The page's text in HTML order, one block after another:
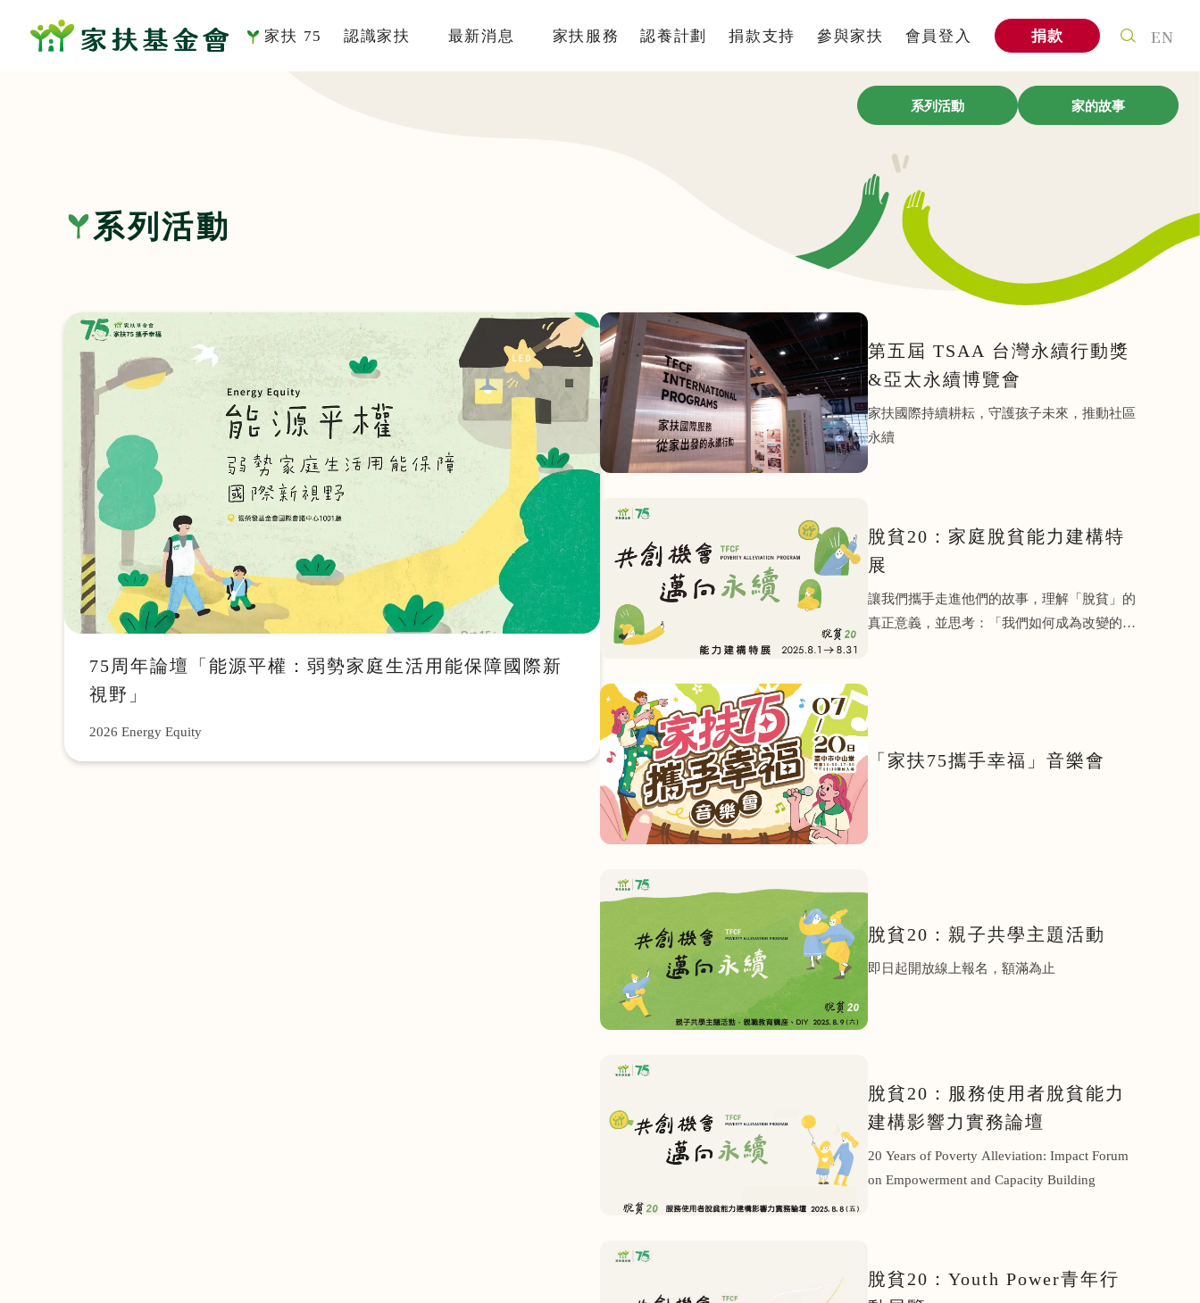
家扶 75 認識家扶
刊物
影音專區
最新消息 家扶服務 認養計劃 捐款支持 參與家扶
個人參與
社會企業
家扶教育館
企業專區
與我們合作
會員登入 捐款 EN
全文檢索
搜尋
兒童保護
系列活動 家的故事
系列活動
75周年論壇「能源平權：弱勢家庭生活用能保障國際新
視野」
2026 Energy Equity
第五屆 TSAA 台灣永續行動獎
&亞太永續博覽會
家扶國際持續耕耘，守護孩子未來，推動社區
永續
脫貧20：家庭脫貧能力建構特
展
讓我們攜手走進他們的故事，理解「脫貧」的
真正意義，並思考：「我們如何成為改變的一
「家扶75攜手幸福」音樂會
脫貧20：親子共學主題活動
即日起開放線上報名，額滿為止
脫貧20：服務使用者脫貧能力
建構影響力實務論壇
20 Years of Poverty Alleviation: Impact Forum
on Empowerment and Capacity Building
脫貧20：Youth Power青年行